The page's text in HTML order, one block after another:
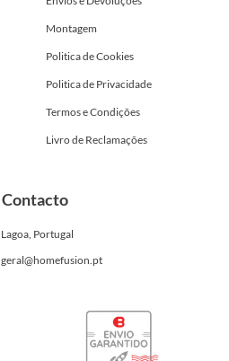
Montagem
Politica de Cookies
Politica de Privacidade
Termos e Condições
Livro de Reclamações
Contacto
Lagoa, Portugal
geral@homefusion.pt